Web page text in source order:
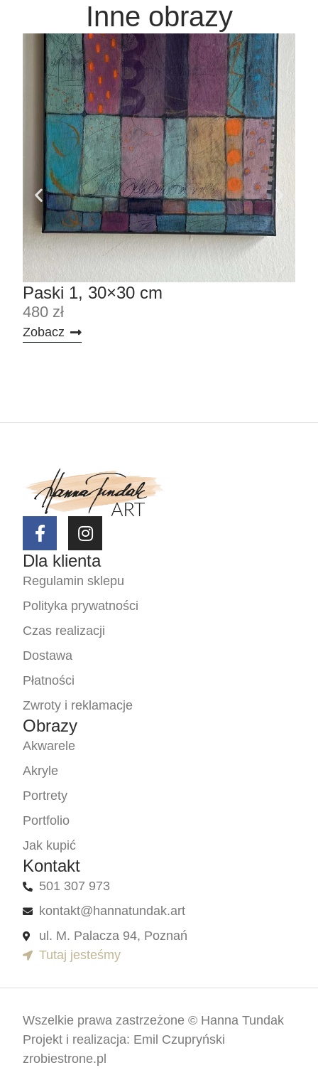
Inne obrazy
Paski 1, 30×30 cm
480 zł
Zobacz
Dla klienta
Regulamin sklepu
Polityka prywatności
Czas realizacji
Dostawa
Płatności
Zwroty i reklamacje
Obrazy
Akwarele
Akryle
Portrety
Portfolio
Jak kupić
Kontakt
501 307 973
kontakt@hannatundak.art
ul. M. Palacza 94, Poznań
Tutaj jesteśmy
Wszelkie prawa zastrzeżone © Hanna Tundak
Projekt i realizacja: Emil Czupryński
zrobiestrone.pl